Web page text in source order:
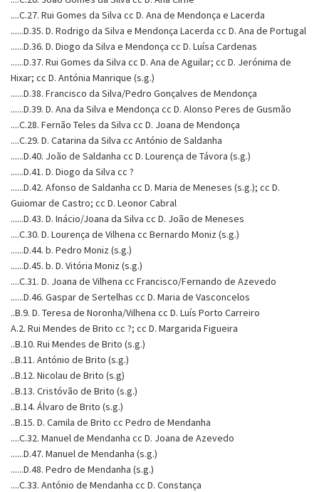
....C.27. Rui Gomes da Silva cc D. Ana de Mendonça e Lacerda
......D.35. D. Rodrigo da Silva e Mendonça Lacerda cc D. Ana de Portugal
......D.36. D. Diogo da Silva e Mendonça cc D. Luísa Cardenas
......D.37. Rui Gomes da Silva cc D. Ana de Aguilar; cc D. Jerónima de
Hixar; cc D. Antónia Manrique (s.g.)
......D.38. Francisco da Silva/Pedro Gonçalves de Mendonça
......D.39. D. Ana da Silva e Mendonça cc D. Alonso Peres de Gusmão
....C.28. Fernão Teles da Silva cc D. Joana de Mendonça
....C.29. D. Catarina da Silva cc António de Saldanha
......D.40. João de Saldanha cc D. Lourença de Távora (s.g.)
......D.41. D. Diogo da Silva cc ?
......D.42. Afonso de Saldanha cc D. Maria de Meneses (s.g.); cc D.
Guiomar de Castro; cc D. Leonor Cabral
......D.43. D. Inácio/Joana da Silva cc D. João de Meneses
....C.30. D. Lourença de Vilhena cc Bernardo Moniz (s.g.)
......D.44. b. Pedro Moniz (s.g.)
......D.45. b. D. Vitória Moniz (s.g.)
....C.31. D. Joana de Vilhena cc Francisco/Fernando de Azevedo
......D.46. Gaspar de Sertelhas cc D. Maria de Vasconcelos
..B.9. D. Teresa de Noronha/Vilhena cc D. Luís Porto Carreiro
A.2. Rui Mendes de Brito cc ?; cc D. Margarida Figueira
..B.10. Rui Mendes de Brito (s.g.)
..B.11. António de Brito (s.g.)
..B.12. Nicolau de Brito (s.g)
..B.13. Cristóvão de Brito (s.g.)
..B.14. Álvaro de Brito (s.g.)
..B.15. D. Camila de Brito cc Pedro de Mendanha
....C.32. Manuel de Mendanha cc D. Joana de Azevedo
......D.47. Manuel de Mendanha (s.g.)
......D.48. Pedro de Mendanha (s.g.)
....C.33. António de Mendanha cc D. Constança